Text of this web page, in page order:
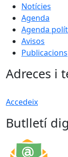
Notícies
Agenda
Agenda
Avisos
Publicacions
Adreces i
Accedeix
Butlletí